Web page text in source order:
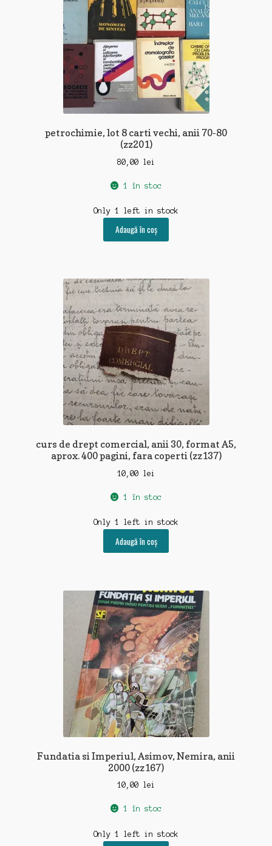
petrochimie, lot 8 carti vechi, anii 70-80
(zz201)
80,00 lei
1 în stoc
Only 1 left in stock
Adaugă în coș
curs de drept comercial, anii 30, format A5,
aprox. 400 pagini, fara coperti (zz137)
10,00 lei
1 în stoc
Only 1 left in stock
Adaugă în coș
Fundatia si Imperiul, Asimov, Nemira, anii
2000 (zz167)
10,00 lei
1 în stoc
Only 1 left in stock